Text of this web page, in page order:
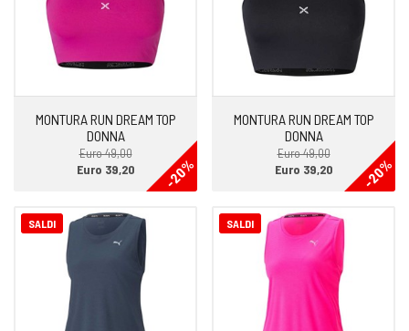
MONTURA RUN DREAM TOP
DONNA
Euro 49,00
-20%
Euro 39,20
MONTURA RUN DREAM TOP
DONNA
Euro 49,00
-20%
Euro 39,20
SALDI SALDI